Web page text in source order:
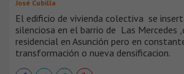
José Cubilla
El edificio de vivienda colectiva se
silenciosa en el barrio de Las Mercedes
residencial en Asunción pero en
transformación o nueva densificacion.